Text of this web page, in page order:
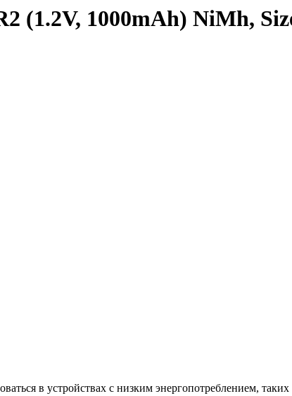
(1.2V, 1000mAh) NiMh,
в устройствах с низким энергопотреблением,